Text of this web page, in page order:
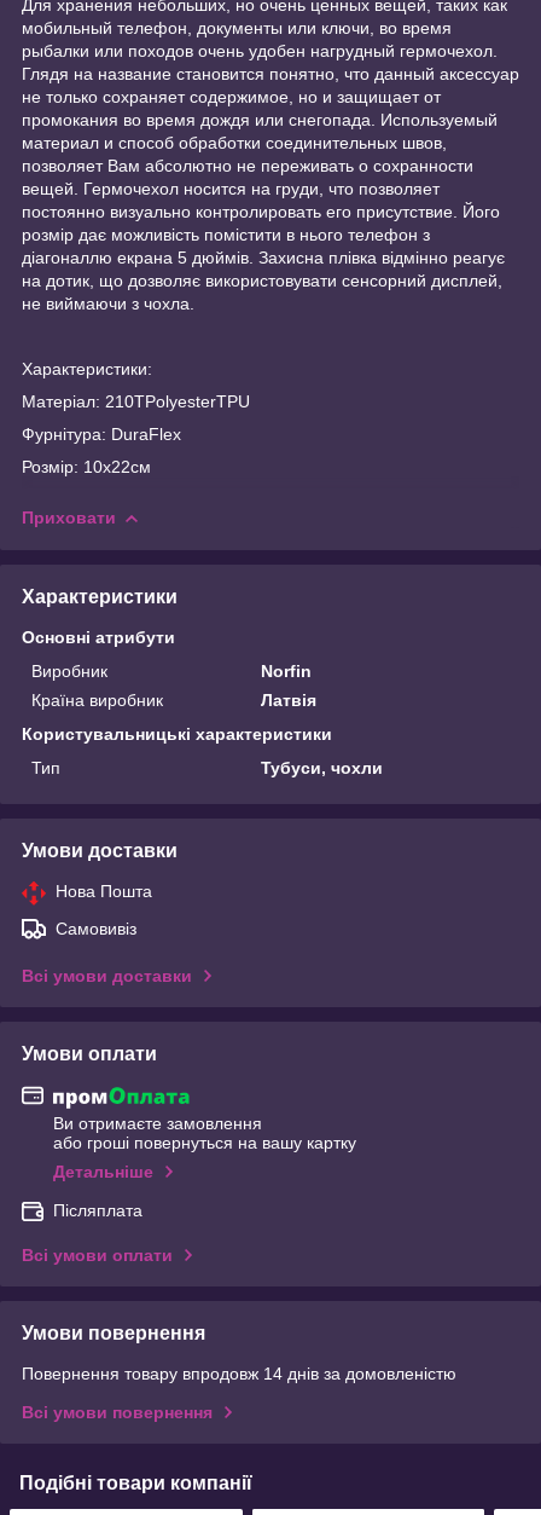
Для хранения небольших, но очень ценных вещей, таких как
мобильный телефон, документы или ключи, во время
рыбалки или походов очень удобен нагрудный гермочехол.
Глядя на название становится понятно, что данный аксессуар
не только сохраняет содержимое, но и защищает от
промокания во время дождя или снегопада. Используемый
материал и способ обработки соединительных швов,
позволяет Вам абсолютно не переживать о сохранности
вещей. Гермочехол носится на груди, что позволяет
постоянно визуально контролировать его присутствие. Його
розмір дає можливість помістити в нього телефон з
діагоналлю екрана 5 дюймів. Захисна плівка відмінно реагує
на дотик, що дозволяє використовувати сенсорний дисплей,
не виймаючи з чохла.
Характеристики:
Матеріал: 210TPolyesterTPU
Фурнітура: DuraFlex
Розмір: 10х22см
Приховати
Характеристики
Основні атрибути
Виробник
Norfin
Країна виробник
Латвія
Користувальницькі характеристики
Тип
Тубуси, чохли
Умови доставки
Нова Пошта
Самовивіз
Всі умови доставки
Умови оплати
Ви отримаєте замовлення
або гроші повернуться на вашу картку
Детальніше
Післяплата
Всі умови оплати
Умови повернення
Повернення товару впродовж 14 днів за домовленістю
Всі умови повернення
Подібні товари компанії